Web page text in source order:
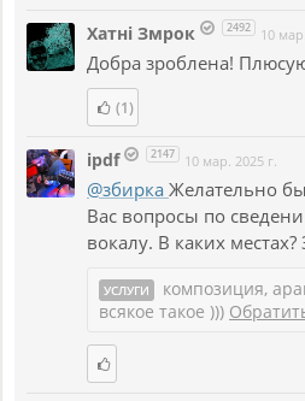
Хатнi Змрок 2492 10
Добра зроблена!
(1)
ipdf 2147 10 мар. 2025 г.
@збирка Желательно
Вас вопросы по
вокалу. В каких
УСЛУГИ
композиция,
всякое такое )))